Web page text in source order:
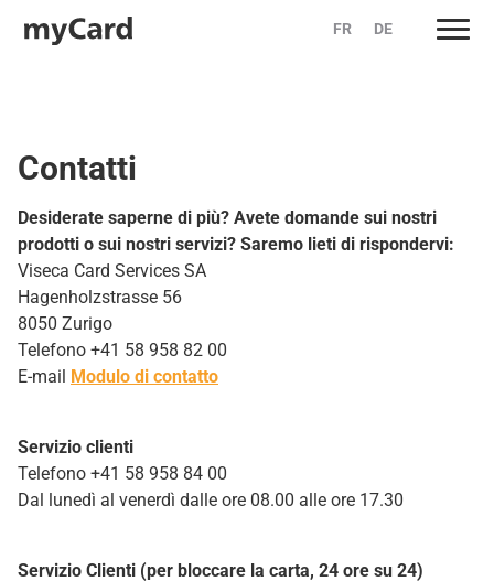
FR DE
Contatti
Desiderate saperne di più? Avete domande sui nostri
prodotti o sui nostri servizi? Saremo lieti di rispondervi:
Viseca Card Services SA
Hagenholzstrasse 56
8050 Zurigo
Telefono +41 58 958 82 00
E-mail Modulo di contatto
Servizio clienti
Telefono +41 58 958 84 00
Dal lunedì al venerdì dalle ore 08.00 alle ore 17.30
Servizio Clienti (per bloccare la carta, 24 ore su 24)